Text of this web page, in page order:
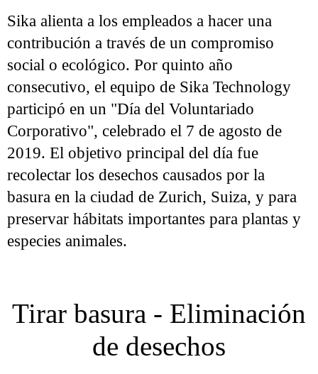
Sika alienta a los empleados a hacer una
contribución a través de un compromiso
social o ecológico. Por quinto año
consecutivo, el equipo de Sika Technology
participó en un "Día del Voluntariado
Corporativo", celebrado el 7 de agosto de
2019. El objetivo principal del día fue
recolectar los desechos causados ​​por la
basura en la ciudad de Zurich, Suiza, y para
preservar hábitats importantes para plantas y
especies animales.
Tirar basura - Eliminación
de desechos